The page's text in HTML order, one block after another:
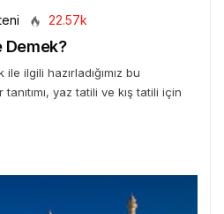
22.57k
Demek?
ilgili hazırladığımız bu
yaz tatili ve kış tatili için